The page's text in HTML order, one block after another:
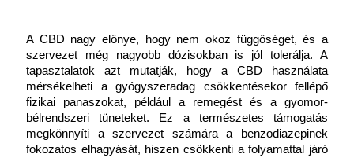
A CBD nagy előnye, hogy nem okoz függőséget, és a
szervezet még nagyobb dózisokban is jól tolerálja. A
tapasztalatok azt mutatják, hogy a CBD használata
mérsékelheti a gyógyszeradag csökkentésekor fellépő
fizikai panaszokat, például a remegést és a gyomor-
bélrendszeri tüneteket. Ez a természetes támogatás
megkönnyíti a szervezet számára a benzodiazepinek
fokozatos elhagyását, hiszen csökkenti a folyamattal járó